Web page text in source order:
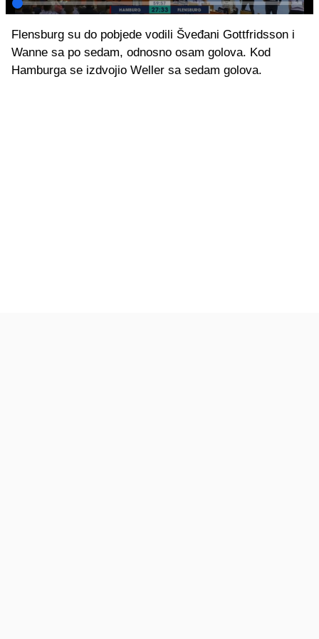
Flensburg su do pobjede vodili Šveđani Gottfridsson i
Wanne sa po sedam, odnosno osam golova. Kod
Hamburga se izdvojio Weller sa sedam golova.